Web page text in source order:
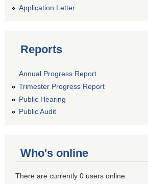
Application Letter
Reports
Annual Progress Report
Trimester Progress Report
Public Hearing
Public Audit
Who's online
There are currently 0 users online.